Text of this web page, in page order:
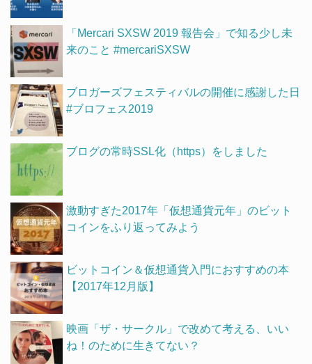
「Mercari SXSW 2019 報告会」で知る少し未
来のこと #mercariSXSW
ブロガーズフェスティバルの開催に感謝した日
#ブロフェス2019
ブログの常時SSL化（https）をしました
激動すぎた2017年「仮想通貨元年」のビット
コインをふり返ってみよう
ビットコイン＆仮想通貨入門におすすめの本
【2017年12月版】
映画「ザ・サークル」で改めて考える、いい
ね！のために生きてない？